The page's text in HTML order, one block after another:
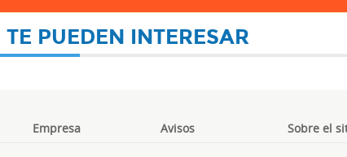
PUEDEN INTERESAR
Empresa Avisos Sobre el